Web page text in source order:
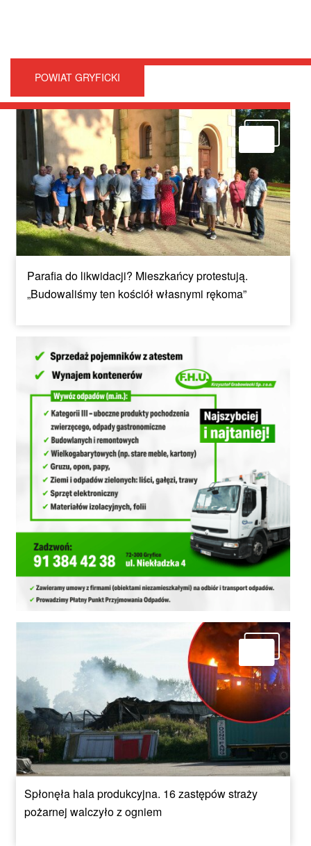
POWIAT GRYFICKI
Parafia do likwidacji? Mieszkańcy protestują.
„Budowaliśmy ten kościół własnymi rękoma”
Spłonęła hala produkcyjna. 16 zastępów straży
pożarnej walczyło z ogniem